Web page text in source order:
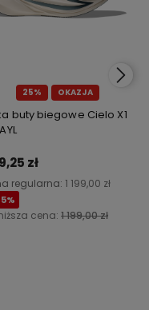
25% OKAZJA
buty biegowe Cielo X1
zł
regularna: 1 199,00 zł
cena: 1 199,00 zł